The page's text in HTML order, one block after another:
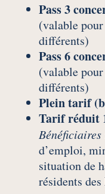
Pass 3
(valable
différents)
Pass 6
(valable
différents)
Plein tarif
Tarif réduit
Bénéficiaires
d’emploi,
situation de
résidents